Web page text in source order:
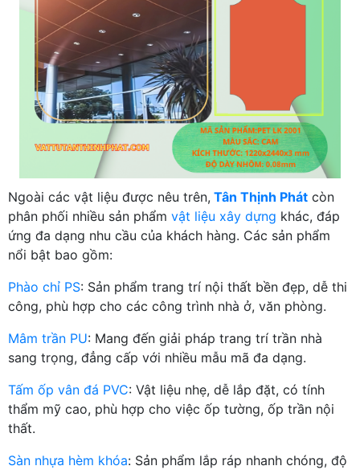
Ngoài các vật liệu được nêu trên, Tân Thịnh Phát còn
phân phối nhiều sản phẩm vật liệu xây dựng khác, đáp
ứng đa dạng nhu cầu của khách hàng. Các sản phẩm
nổi bật bao gồm:
Phào chỉ PS: Sản phẩm trang trí nội thất bền đẹp, dễ thi
công, phù hợp cho các công trình nhà ở, văn phòng.
Mâm trần PU: Mang đến giải pháp trang trí trần nhà
sang trọng, đẳng cấp với nhiều mẫu mã đa dạng.
Tấm ốp vân đá PVC: Vật liệu nhẹ, dễ lắp đặt, có tính
thẩm mỹ cao, phù hợp cho việc ốp tường, ốp trần nội
thất.
Sàn nhựa hèm khóa: Sản phẩm lắp ráp nhanh chóng, độ